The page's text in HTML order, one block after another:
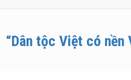
“Dân tộc Việt có nền